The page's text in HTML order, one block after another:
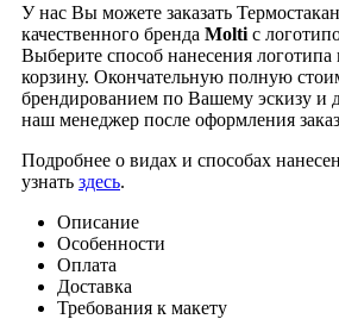
У нас Вы можете заказать
качественного бренда Molti с
Выберите способ нанесения логотипа
корзину. Окончательную полную
брендированием по Вашему эскизу и
наш менеджер после оформления
Подробнее о видах и способах
узнать здесь.
Описание
Особенности
Оплата
Доставка
Требования к макету